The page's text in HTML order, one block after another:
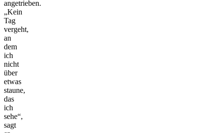
angetrieben.
„Kein
Tag
vergeht,
an
dem
ich
nicht
über
etwas
staune,
das
ich
sehe“,
sagt